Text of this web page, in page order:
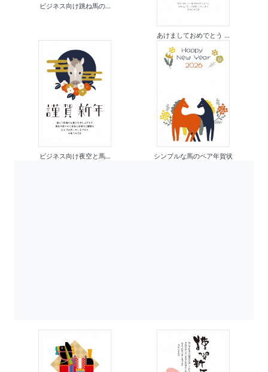
ビジネス向け跳ね馬の...
あけましておめでとう ...
ビジネス向け夜空と馬... シンプルな馬のペア年賀状